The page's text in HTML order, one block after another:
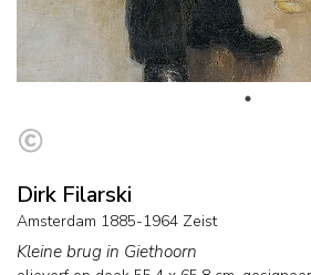
Dirk Filarski
Amsterdam 1885-1964 Zeist
Kleine brug in Giethoorn